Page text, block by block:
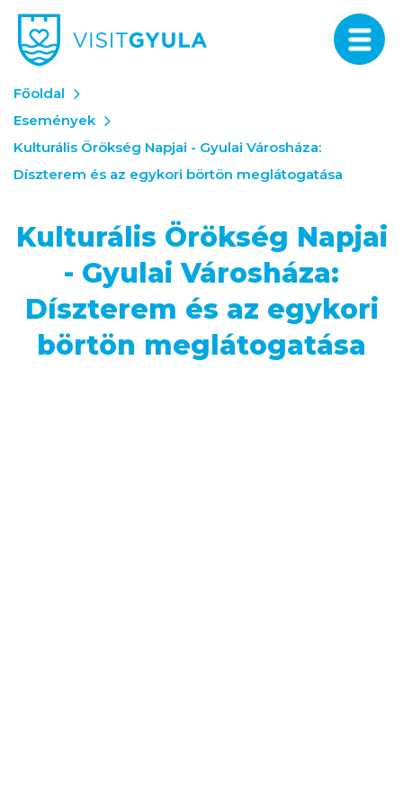
Főoldal
Események
Kulturális Örökség Napjai - Gyulai Városháza:
Díszterem és az egykori börtön meglátogatása
Kulturális Örökség Napjai
- Gyulai Városháza:
Díszterem és az egykori
börtön meglátogatása